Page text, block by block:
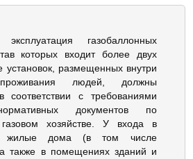
газобаллонных
которых входит более двух
установок, размещенных внутри
людей, должны
соответствии с требованиями
документов по
хозяйстве. У входа в
жилые дома (в том числе
также в помещениях зданий и